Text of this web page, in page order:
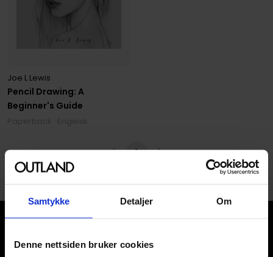
Samtykke Detaljer Om
Denne nettsiden bruker cookies
Pencil Drawing: A
Beginner's Guide
Joe L Lewis
1